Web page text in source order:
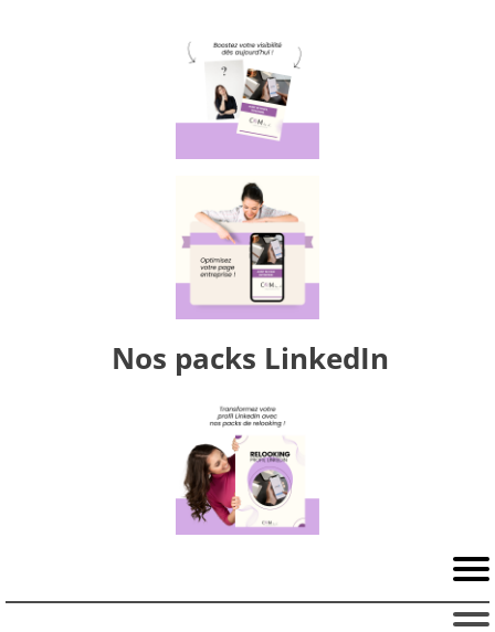
Nos packs LinkedIn